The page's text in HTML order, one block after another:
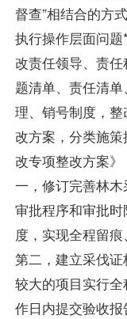
督查”相结合的方
执行操作层面问
改责任领导、责
题清单、责任清
理、销号制度，
改方案，分类施
改专项整改方案
一，修订完善林木
审批程序和审批
度，实现全程留痕
第二，建立采伐
较大的项目实行
作日内提交验收